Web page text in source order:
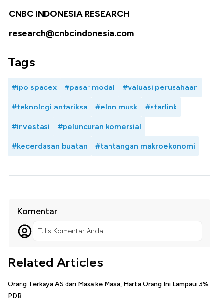
CNBC INDONESIA RESEARCH
research@cnbcindonesia.com
Tags
#ipo spacex #pasar modal #valuasi perusahaan
#teknologi antariksa #elon musk #starlink
#investasi #peluncuran komersial
#kecerdasan buatan #tantangan makroekonomi
Komentar
Tulis Komentar Anda...
Related Articles
Orang Terkaya AS dari Masa ke Masa, Harta Orang Ini Lampaui 3%
PDB